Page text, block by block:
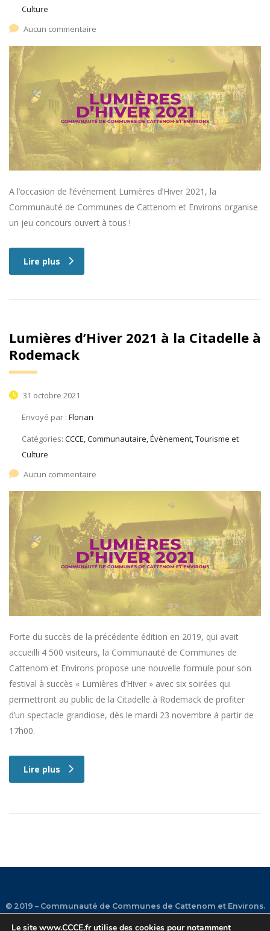
Culture
Aucun commentaire
A l’occasion de l’événement Lumières d’Hiver 2021, la
Communauté de Communes de Cattenom et Environs organise
un jeu concours ouvert à tous !
Lire plus
Lumières d’Hiver 2021 à la Citadelle à
Rodemack
31 octobre 2021
Envoyé par : Florian
Catégories: CCCE, Communautaire, Évènement, Tourisme et
Culture
Aucun commentaire
Forte du succès de la précédente édition en 2019, qui avait
accueilli 4 500 visiteurs, la Communauté de Communes de
Cattenom et Environs propose une nouvelle formule pour son
festival à succès « Lumières d’Hiver » avec six soirées qui
permettront au public de la Citadelle à Rodemack de profiter
d’un spectacle grandiose, dès le mardi 23 novembre à partir de
17h00.
Lire plus
© 2019 – Communauté de Communes de Cattenom et Environs.
Le site www.CCCE.frutilise des cookies pour notamment